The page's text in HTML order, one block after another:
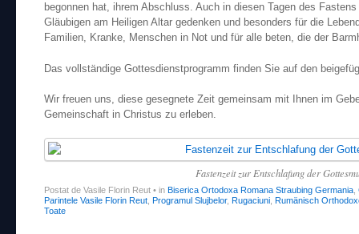
begonnen hat, ihrem Abschluss. Auch in diesen Tagen des
Gläubigen am Heiligen Altar gedenken und besonders für die
Familien, Kranke, Menschen in Not und für alle beten, die der
Das vollständige Gottesdienstprogramm finden Sie auf den
Wir freuen uns, diese gesegnete Zeit gemeinsam mit Ihnen im
Gemeinschaft in Christus zu erleben.
Fastenzeit zur Entschlafung der
Postat de Vasile Florin Reut • in Biserica Ortodoxa Romana Straubing Germania
Parintele Vasile Florin Reut Programul Slujbelor, Rugaciuni Rumänisch
Toate